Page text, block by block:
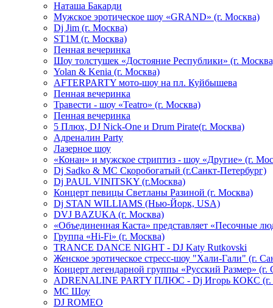
Hаташа Бакарди
Мужское эротическое шоу «GRAND» (г. Москва)
Dj Jim (г. Москва)
ST1M (г. Москва)
Пенная вечеринка
Шоу толстушек «Достояние Республики» (г.
Yolan & Kenia (г. Москва)
AFTERPARTY мото-шоу на пл. Куйбышева
Пенная вечеринка
Травести - шоу «Teatro» (г. Москва)
Пенная вечеринка
5 Плюх, DJ Nick-One и Drum Pirate(г. Москва)
Адреналин Party
Лазерное шоу
«Конан» и мужское стриптиз - шоу «Другие» (г.
Dj Sadko & МС Скоробогатый (г.Санкт-Петербург)
Dj PAUL VINITSKY (г.Москва)
Концерт певицы Светланы Разиной (г. Москва)
Dj STAN WILLIAMS (Нью-Йорк, USA)
DVJ BAZUKA (г. Москва)
«Объединенная Каста» представляет «Песочные
Группа «Hi-Fi» (г. Москва)
TRANCE DANCE NIGHT - DJ Katy Rutkovski
Женское эротическое стресс-шоу "Хали-Гали" (г.
Концерт легендарной группы «Русский Размер» (г.
ADRENALINE PARTY ПЛЮС - Dj Игорь КОКС (г.
MC Шоу
DJ ROMEO